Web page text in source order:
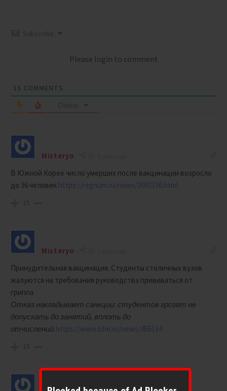
Please login to comment
15 COMMENTS
Misteryo
В Южной Корее число умерших после вакцинации возросло
до 36 человек https://regnum.ru/news/3097336.html
15
Misteryo
Принудительная вакцинация. Студенты столичных вузов
жалуются на требования руководства прививаться от
гриппа
Отказ накладывает санкции: студентов грозят не
допускать до занятий, вплоть до
отчислений.https://www.bfm.ru/news/456134
15